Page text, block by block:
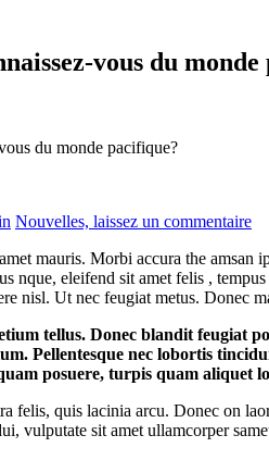
vous du
du monde pacifique?
Nouvelles, laissez un commentaire
mauris. Morbi accura the
nque, eleifend sit amet felis ,
nisl. Ut nec feugiat metus. Donec
tellus. Donec blandit feugiat
Pellentesque nec lobortis
posuere, turpis quam aliquet
felis, quis lacinia arcu. Donec on
vulputate sit amet ullamcorper